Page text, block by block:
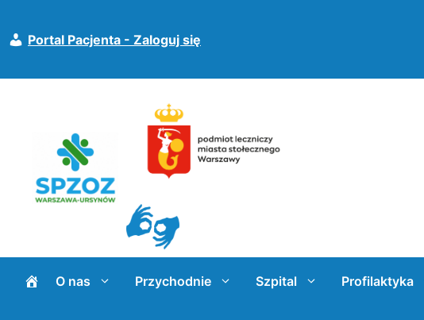
treści
Portal Pacjenta - Zaloguj się
O nas Przychodnie Szpital Profilaktyka